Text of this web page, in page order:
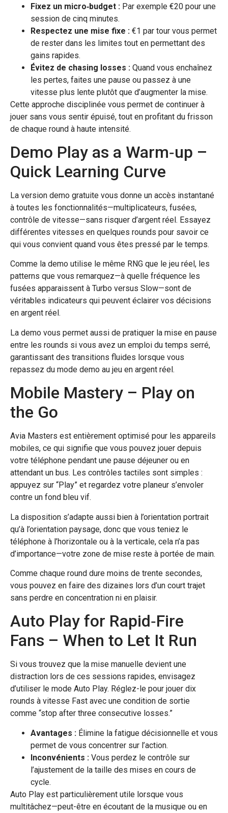
Fixez un micro‑budget : Par exemple €20 pour une
session de cinq minutes.
Respectez une mise fixe : €1 par tour vous permet
de rester dans les limites tout en permettant des
gains rapides.
Évitez de chasing losses : Quand vous enchaînez
les pertes, faites une pause ou passez à une
vitesse plus lente plutôt que d’augmenter la mise.
Cette approche disciplinée vous permet de continuer à
jouer sans vous sentir épuisé, tout en profitant du frisson
de chaque round à haute intensité.
Demo Play as a Warm‑up –
Quick Learning Curve
La version demo gratuite vous donne un accès instantané
à toutes les fonctionnalités—multiplicateurs, fusées,
contrôle de vitesse—sans risquer d’argent réel. Essayez
différentes vitesses en quelques rounds pour savoir ce
qui vous convient quand vous êtes pressé par le temps.
Comme la demo utilise le même RNG que le jeu réel, les
patterns que vous remarquez—à quelle fréquence les
fusées apparaissent à Turbo versus Slow—sont de
véritables indicateurs qui peuvent éclairer vos décisions
en argent réel.
La demo vous permet aussi de pratiquer la mise en pause
entre les rounds si vous avez un emploi du temps serré,
garantissant des transitions fluides lorsque vous
repassez du mode demo au jeu en argent réel.
Mobile Mastery – Play on
the Go
Avia Masters est entièrement optimisé pour les appareils
mobiles, ce qui signifie que vous pouvez jouer depuis
votre téléphone pendant une pause déjeuner ou en
attendant un bus. Les contrôles tactiles sont simples :
appuyez sur “Play” et regardez votre planeur s’envoler
contre un fond bleu vif.
La disposition s’adapte aussi bien à l’orientation portrait
qu’à l’orientation paysage, donc que vous teniez le
téléphone à l’horizontale ou à la verticale, cela n’a pas
d’importance—votre zone de mise reste à portée de main.
Comme chaque round dure moins de trente secondes,
vous pouvez en faire des dizaines lors d’un court trajet
sans perdre en concentration ni en plaisir.
Auto Play for Rapid‑Fire
Fans – When to Let It Run
Si vous trouvez que la mise manuelle devient une
distraction lors de ces sessions rapides, envisagez
d’utiliser le mode Auto Play. Réglez-le pour jouer dix
rounds à vitesse Fast avec une condition de sortie
comme “stop after three consecutive losses.”
Avantages : Élimine la fatigue décisionnelle et vous
permet de vous concentrer sur l’action.
Inconvénients : Vous perdez le contrôle sur
l’ajustement de la taille des mises en cours de
cycle.
Auto Play est particulièrement utile lorsque vous
multitâchez—peut-être en écoutant de la musique ou en